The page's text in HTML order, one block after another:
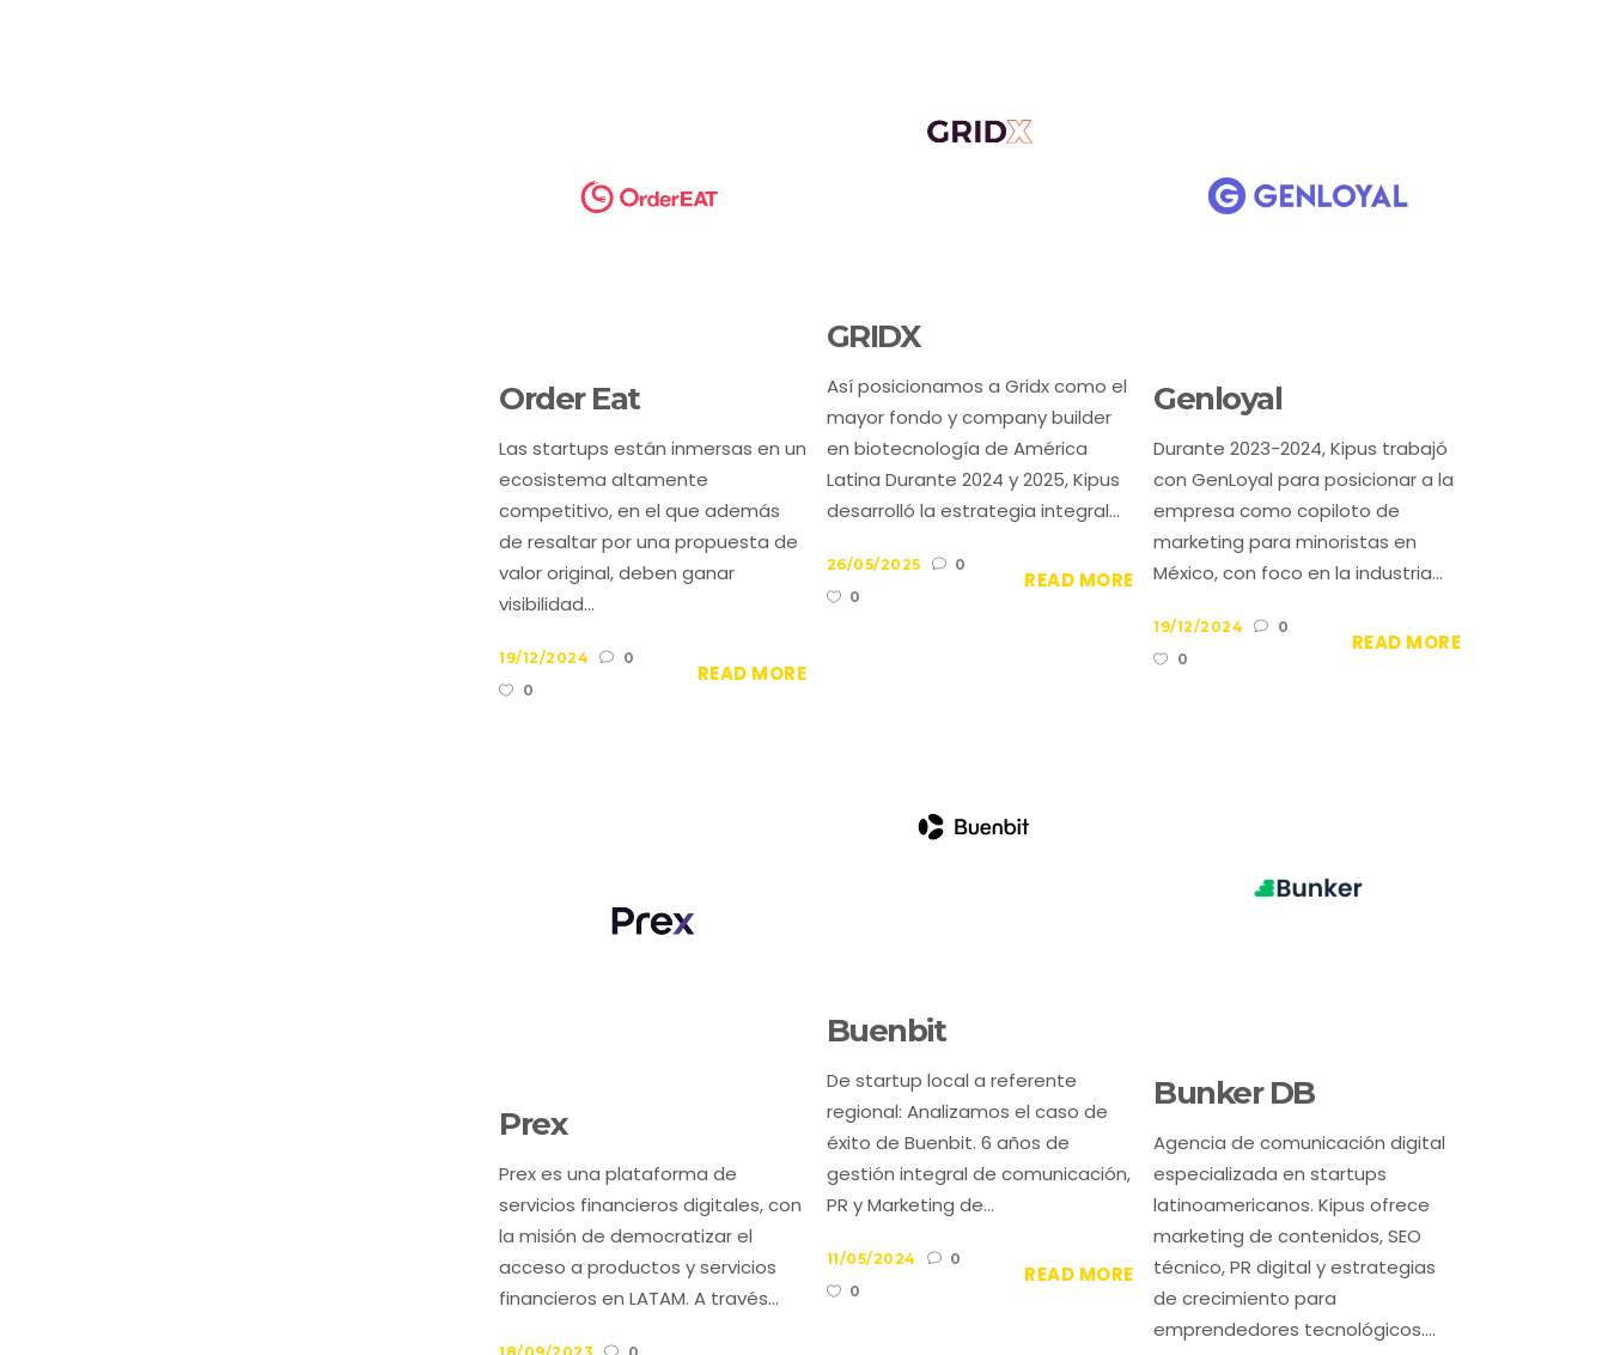
GRIDX
Así posicionamos a Gridx como el
mayor fondo y company builder
en biotecnología de América
Latina Durante 2024 y 2025, Kipus
desarrolló la estrategia integral...
26/05/2025
0
0
READ MORE
Order Eat
Las startups están inmersas en un
ecosistema altamente
competitivo, en el que además
de resaltar por una propuesta de
valor original, deben ganar
visibilidad...
19/12/2024
0
0
READ MORE
Genloyal
Durante 2023-2024, Kipus trabajó
con GenLoyal para posicionar a la
empresa como copiloto de
marketing para minoristas en
México, con foco en la industria...
19/12/2024
0
0
READ MORE
Buenbit
De startup local a referente
regional: Analizamos el caso de
éxito de Buenbit. 6 años de
gestión integral de comunicación,
PR y Marketing de...
11/05/2024
0
0
READ MORE
Bunker DB
Agencia de comunicación digital
especializada en startups
latinoamericanos. Kipus ofrece
marketing de contenidos, SEO
técnico, PR digital y estrategias
de crecimiento para
emprendedores tecnológicos....
Prex
Prex es una plataforma de
servicios financieros digitales, con
la misión de democratizar el
acceso a productos y servicios
financieros en LATAM. A través...